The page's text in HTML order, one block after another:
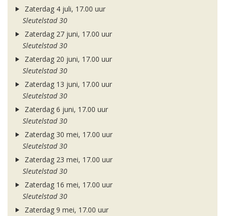
Zaterdag 4 juli, 17.00 uur
Sleutelstad 30
Zaterdag 27 juni, 17.00 uur
Sleutelstad 30
Zaterdag 20 juni, 17.00 uur
Sleutelstad 30
Zaterdag 13 juni, 17.00 uur
Sleutelstad 30
Zaterdag 6 juni, 17.00 uur
Sleutelstad 30
Zaterdag 30 mei, 17.00 uur
Sleutelstad 30
Zaterdag 23 mei, 17.00 uur
Sleutelstad 30
Zaterdag 16 mei, 17.00 uur
Sleutelstad 30
Zaterdag 9 mei, 17.00 uur